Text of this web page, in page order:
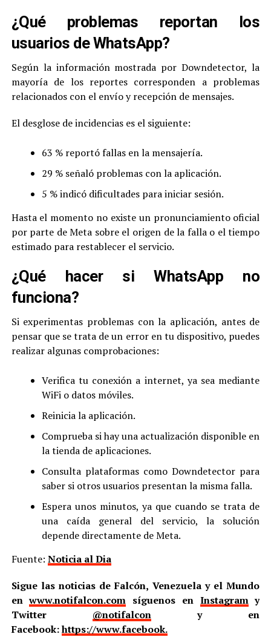
¿Qué problemas reportan los
usuarios de WhatsApp?
Según la información mostrada por Downdetector, la
mayoría de los reportes corresponden a problemas
relacionados con el envío y recepción de mensajes.
El desglose de incidencias es el siguiente:
63 % reportó fallas en la mensajería.
29 % señaló problemas con la aplicación.
5 % indicó dificultades para iniciar sesión.
Hasta el momento no existe un pronunciamiento oficial
por parte de Meta sobre el origen de la falla o el tiempo
estimado para restablecer el servicio.
¿Qué hacer si WhatsApp no
funciona?
Si experimentas problemas con la aplicación, antes de
pensar que se trata de un error en tu dispositivo, puedes
realizar algunas comprobaciones:
Verifica tu conexión a internet, ya sea mediante
WiFi o datos móviles.
Reinicia la aplicación.
Comprueba si hay una actualización disponible en
la tienda de aplicaciones.
Consulta plataformas como Downdetector para
saber si otros usuarios presentan la misma falla.
Espera unos minutos, ya que cuando se trata de
una caída general del servicio, la solución
depende directamente de Meta.
Fuente: Noticia al Dia
Sigue las noticias de Falcón, Venezuela y el Mundo
enwww.notifalcon.com síguenos en Instagramy
Twitter @notifalcony en
Facebook:https://www.facebook.